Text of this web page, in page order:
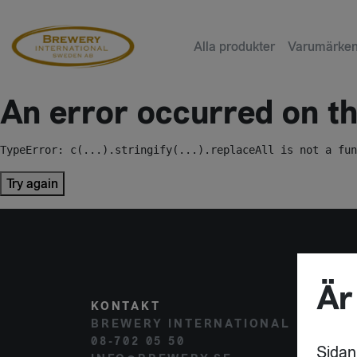
Alla produkter Varumärken
An error occurred on
TypeError: c(...).stringify(...).replaceAll is not a
Try again
KONTAKT
BREWERY INTERNATIONAL
08-702 05 50
120